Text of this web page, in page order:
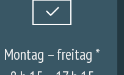
Montag – freitag *